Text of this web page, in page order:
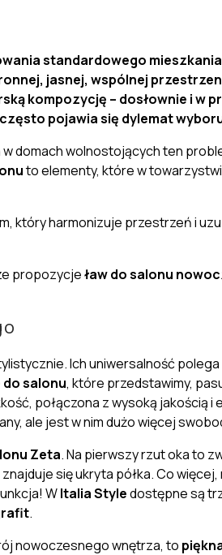
standardowego
jasnej, wspólnej
kompozycję – dosłownie i w
pojawia się dylemat
domach wolnostojących ten
to elementy, które w
który harmonizuje przestrzeń i
propozycjeław do salonu
Ich uniwersalność
do salonu, które przedstawimy,
połączona z wysoką jakością
ale jest w nim dużo więcej
Zeta. Na pierwszy rzut oka to
sięukryta półka. Co
WItalia Styledostępne są
.
nowoczesnego wnętrza, to